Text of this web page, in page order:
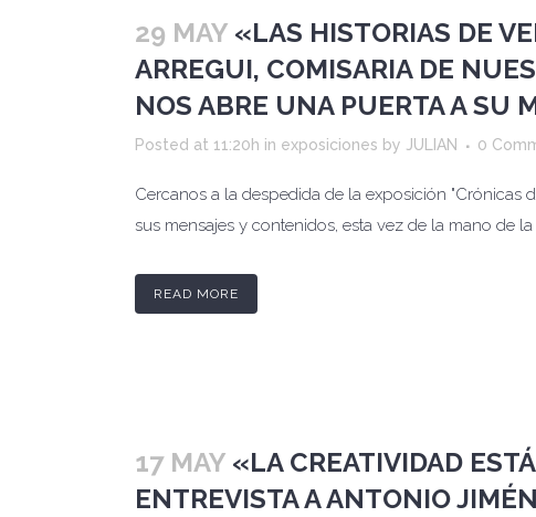
29 MAY «LAS HISTORIAS DE
ARREGUI, COMISARIA DE
NOS ABRE UNA PUERTA A SU
Posted at 11:20h in exposiciones by JULIAN 0
Cercanos a la despedida de la exposición "Crónicas
sus mensajes y contenidos, esta vez de la mano de
READ MORE
17 MAY «LA CREATIVIDAD
ENTREVISTA A ANTONIO